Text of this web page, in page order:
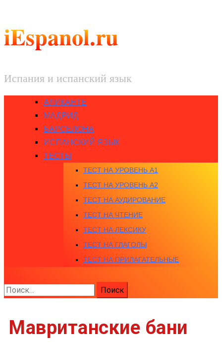
iEspanol.ru
Испания и испанский язык
АЛИКАНТЕ
МАДРИД
БАРСЕЛОНА
ИСПАНСКИЙ ЯЗЫК
ТЕСТЫ
ТЕСТ НА УРОВЕНЬ A1
ТЕСТ НА УРОВЕНЬ A2
ТЕСТ НА АУДИРОВАНИЕ
ТЕСТ НА ЧТЕНИЕ
ТЕСТ НА ЛЕКСИКУ
ТЕСТ НА ГЛАГОЛЫ
ТЕСТ НА ПРИЛАГАТЕЛЬНЫЕ
Найти:
Мавританские бани